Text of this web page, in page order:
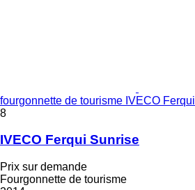
fourgonnette de tourisme IVECO
8
IVECO Ferqui Sunrise
Prix sur demande
Fourgonnette de tourisme